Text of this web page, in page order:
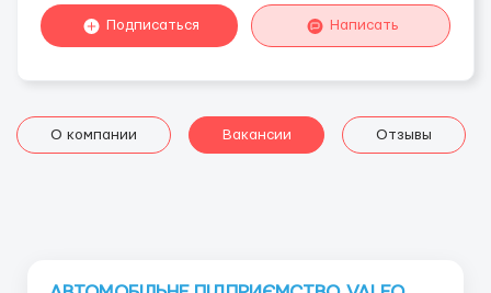
Подписаться Написать
О компании Вакансии Отзывы